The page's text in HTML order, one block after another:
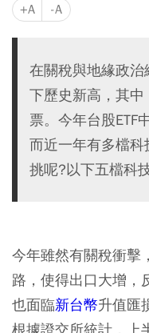
+A -A
在關稅與地緣政
下歷史新高，其中
票。今年台股ETF
而近一年有多檔科
挑呢?以下五檔科
今年雖然有關稅衝擊
路，使得出口大增，
也面臨新台幣升值匯
根據證交所統計，上